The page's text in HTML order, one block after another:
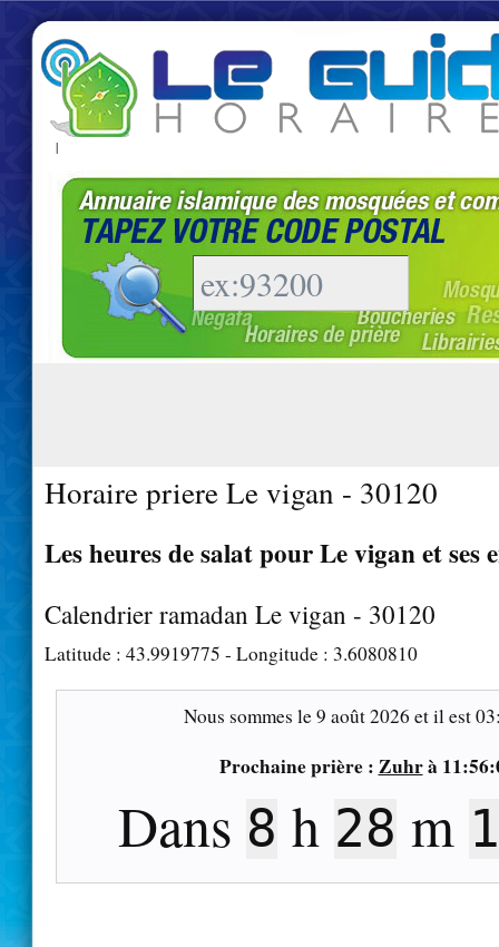
|
Horaire priere Le vigan - 30120
Les heures de salat pour Le vigan et ses
Calendrier ramadan Le vigan - 30120
Latitude : 43.9919775 - Longitude : 3.6080810
Nous sommes le9 août 2026 et il est
Prochaine prière : Zuhrà
Dans 8 h 28 m